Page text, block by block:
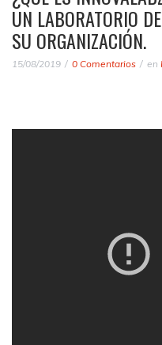
UN LABORATORIO
SU ORGANIZACIÓN.
15/08/2019 0 Comentarios en